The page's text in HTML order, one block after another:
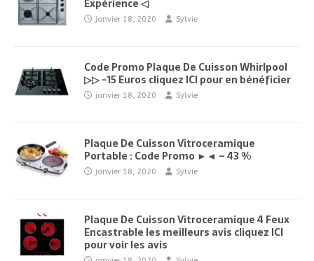
Expérience ◁
janvier 18, 2020 Sylvie
Code Promo Plaque De Cuisson Whirlpool
▷▷ -15 Euros cliquez ICI pour en bénéficier
janvier 18, 2020 Sylvie
Plaque De Cuisson Vitroceramique
Portable : Code Promo ►◄ – 43 %
janvier 18, 2020 Sylvie
Plaque De Cuisson Vitroceramique 4 Feux
Encastrable les meilleurs avis cliquez ICI
pour voir les avis